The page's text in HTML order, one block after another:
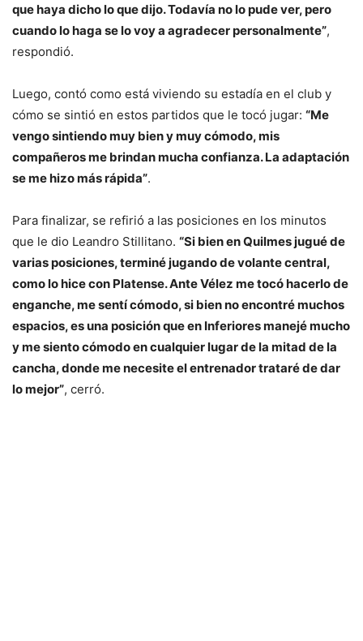
que haya dicho lo que dijo. Todavía no lo pude ver, pero
cuando lo haga se lo voy a agradecer personalmente”,
respondió.
Luego, contó como está viviendo su estadía en el club y
cómo se sintió en estos partidos que le tocó jugar: “Me
vengo sintiendo muy bien y muy cómodo, mis
compañeros me brindan mucha confianza. La adaptación
se me hizo más rápida”.
Para finalizar, se refirió a las posiciones en los minutos
que le dio Leandro Stillitano. “Si bien en Quilmes jugué de
varias posiciones, terminé jugando de volante central,
como lo hice con Platense. Ante Vélez me tocó hacerlo de
enganche, me sentí cómodo, si bien no encontré muchos
espacios, es una posición que en Inferiores manejé mucho
y me siento cómodo en cualquier lugar de la mitad de la
cancha, donde me necesite el entrenador trataré de dar
lo mejor”, cerró.